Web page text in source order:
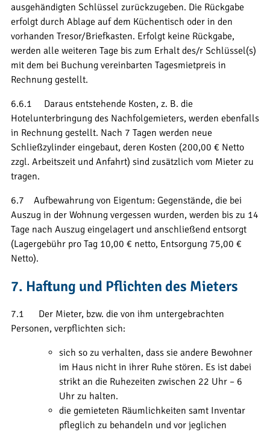
ausgehändigten Schlüssel zurückzugeben. Die Rückgabe
erfolgt durch Ablage auf dem Küchentisch oder in den
vorhanden Tresor/Briefkasten. Erfolgt keine Rückgabe,
werden alle weiteren Tage bis zum Erhalt des/r Schlüssel(s)
mit dem bei Buchung vereinbarten Tagesmietpreis in
Rechnung gestellt.
6.6.1 Daraus entstehende Kosten, z. B. die
Hotelunterbringung des Nachfolgemieters, werden ebenfalls
in Rechnung gestellt. Nach 7 Tagen werden neue
Schließzylinder eingebaut, deren Kosten (200,00 € Netto
zzgl. Arbeitszeit und Anfahrt) sind zusätzlich vom Mieter zu
tragen.
6.7 Aufbewahrung von Eigentum: Gegenstände, die bei
Auszug in der Wohnung vergessen wurden, werden bis zu 14
Tage nach Auszug eingelagert und anschließend entsorgt
(Lagergebühr pro Tag 10,00 € netto, Entsorgung 75,00 €
Netto).
7. Haftung und Pflichten des Mieters
7.1 Der Mieter, bzw. die von ihm untergebrachten
Personen, verpflichten sich:
sich so zu verhalten, dass sie andere Bewohner
im Haus nicht in ihrer Ruhe stören. Es ist dabei
strikt an die Ruhezeiten zwischen 22 Uhr – 6
Uhr zu halten.
die gemieteten Räumlichkeiten samt Inventar
pfleglich zu behandeln und vor jeglichen